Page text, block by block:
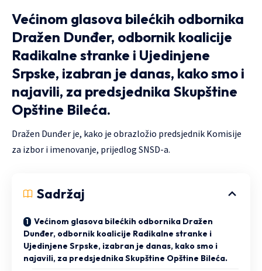
Većinom glasova bilećkih odbornika
Dražen Dunđer, odbornik koalicije
Radikalne stranke i Ujedinjene
Srpske, izabran je danas, kako smo i
najavili, za predsjednika Skupštine
Opštine Bileća.
Dražen Dunđer je, kako je obrazložio predsjednik Komisije
za izbor i imenovanje, prijedlog SNSD-a.
Sadržaj
Većinom glasova bilećkih odbornika Dražen
Dunđer, odbornik koalicije Radikalne stranke i
Ujedinjene Srpske, izabran je danas, kako smo i
najavili, za predsjednika Skupštine Opštine Bileća.